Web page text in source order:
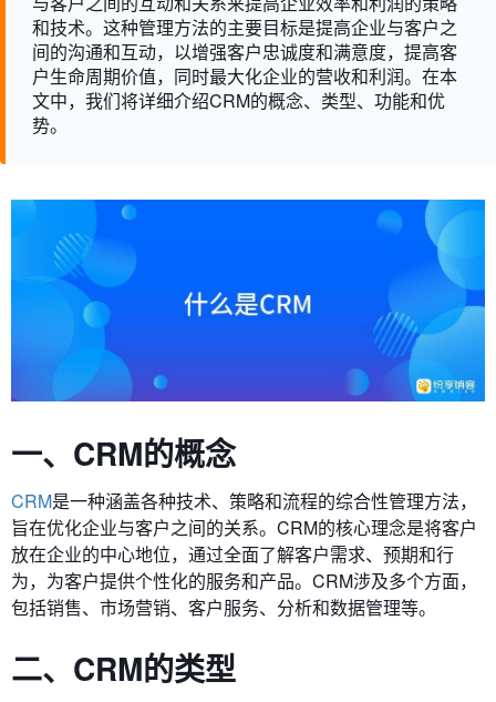
和技术。这种管理方法的主要目标是提高企业与客户之
间的沟通和互动，以增强客户忠诚度和满意度，提高客
户生命周期价值，同时最大化企业的营收和利润。在本
文中，我们将详细介绍CRM的概念、类型、功能和优
势。
一、CRM的概念
CRM是一种涵盖各种技术、策略和流程的综合性管理方法，
旨在优化企业与客户之间的关系。CRM的核心理念是将客户
放在企业的中心地位，通过全面了解客户需求、预期和行
为，为客户提供个性化的服务和产品。CRM涉及多个方面，
包括销售、市场营销、客户服务、分析和数据管理等。
二、CRM的类型